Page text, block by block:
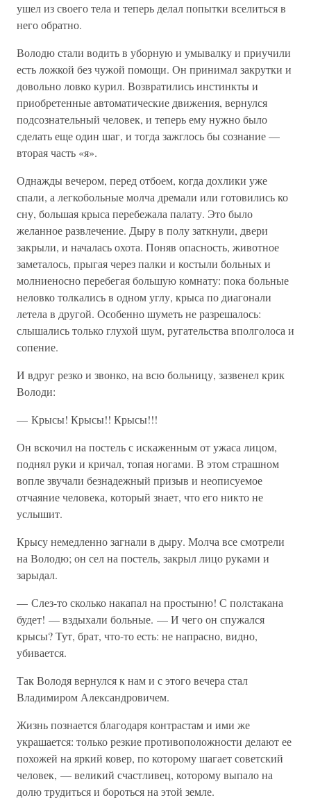
ушел из своего тела и теперь делал попытки вселиться в
него обратно.
Володю стали водить в уборную и умывалку и приучили
есть ложкой без чужой помощи. Он принимал закрутки и
довольно ловко курил. Возвратились инстинкты и
приобретенные автоматические движения, вернулся
подсознательный человек, и теперь ему нужно было
сделать еще один шаг, и тогда зажглось бы сознание —
вторая часть «я».
Однажды вечером, перед отбоем, когда дохлики уже
спали, а легкобольные молча дремали или готовились ко
сну, большая крыса перебежала палату. Это было
желанное развлечение. Дыру в полу заткнули, двери
закрыли, и началась охота. Поняв опасность, животное
заметалось, прыгая через палки и костыли больных и
молниеносно перебегая большую комнату: пока больные
неловко толкались в одном углу, крыса по диагонали
летела в другой. Особенно шуметь не разрешалось:
слышались только глухой шум, ругательства вполголоса и
сопение.
И вдруг резко и звонко, на всю больницу, зазвенел крик
Володи:
— Крысы! Крысы!! Крысы!!!
Он вскочил на постель с искаженным от ужаса лицом,
поднял руки и кричал, топая ногами. В этом страшном
вопле звучали безнадежный призыв и неописуемое
отчаяние человека, который знает, что его никто не
услышит.
Крысу немедленно загнали в дыру. Молча все смотрели
на Володю; он сел на постель, закрыл лицо руками и
зарыдал.
— Слез-то сколько накапал на простыню! С полстакана
будет! — вздыхали больные. — И чего он спужался
крысы? Тут, брат, что-то есть: не напрасно, видно,
убивается.
Так Володя вернулся к нам и с этого вечера стал
Владимиром Александровичем.
Жизнь познается благодаря контрастам и ими же
украшается: только резкие противоположности делают ее
похожей на яркий ковер, по которому шагает советский
человек, — великий счастливец, которому выпало на
долю трудиться и бороться на этой земле.